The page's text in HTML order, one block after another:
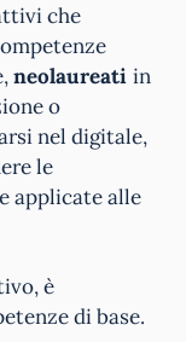
che
neolaureati in
o
nel digitale,
le
applicate alle
è
di base.